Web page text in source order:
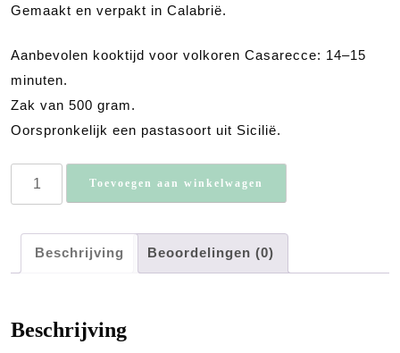
Gemaakt en verpakt in Calabrië.
Aanbevolen kooktijd voor volkoren Casarecce: 14–15
minuten.
Zak van 500 gram.
Oorspronkelijk een pastasoort uit Sicilië.
aantal
Toevoegen aan winkelwagen
Beschrijving Beoordelingen (0)
Beschrijving